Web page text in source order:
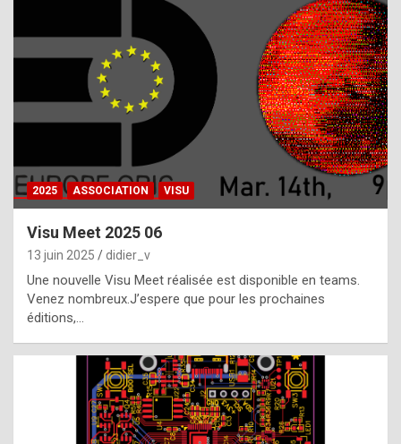
h
a
t
t
e
b
e
s
2025 ASSOCIATION VISU
Visu Meet 2025 06
13 juin 2025 didier_v
Une nouvelle Visu Meet réalisée est disponible en teams.
Venez nombreux.J’espere que pour les prochaines
éditions,…